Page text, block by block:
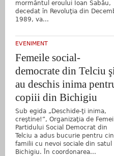
mormântul eroului Ioan Sabău,
decedat în Revoluţia din
1989, va...
EVENIMENT
Femeile social-
democrate din Telciu
au deschis inima
copiii din Bichigiu
Sub egida „Deschide-ţi inima,
creştine!”, Organizaţia de
Partidului Social Democrat din
Telciu a adus bucurie pentru
familii cu nevoi sociale din satul
Bichigiu. În coordonarea...